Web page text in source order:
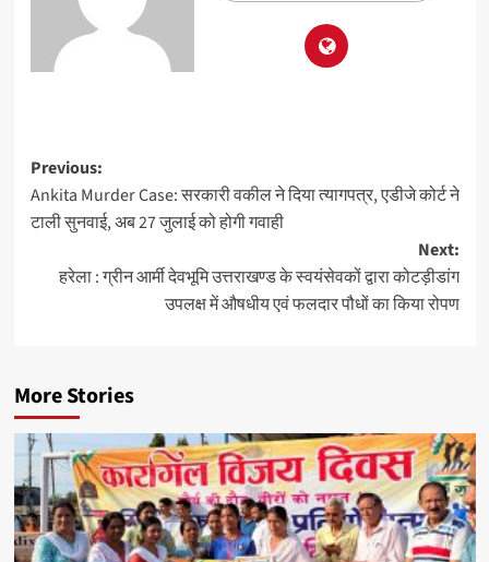
Previous:
Ankita Murder Case: सरकारी वकील ने दिया त्यागपत्र, एडीजे कोर्ट ने
टाली सुनवाई, अब 27 जुलाई को होगी गवाही
Next:
हरेला : ग्रीन आर्मी देवभूमि उत्तराखण्ड के स्वयंसेवकों द्वारा कोटड़ीडांग
उपलक्ष में औषधीय एवं फलदार पौधों का किया रोपण
More Stories